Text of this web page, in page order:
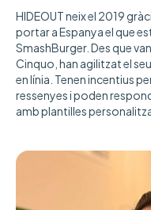
HIDEOUT neix el 2019
portar a Espanya el que
SmashBurger. Des que
Cinquo, han agilitzat el
en línia. Tenen incentius
ressenyes i poden
amb plantilles